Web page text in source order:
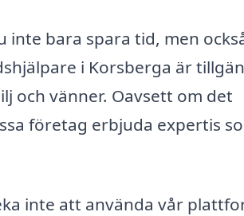
bara spara tid, men
i Korsberga är
och vänner. Oavsett om det
företag erbjuda expertis
inte att använda vår